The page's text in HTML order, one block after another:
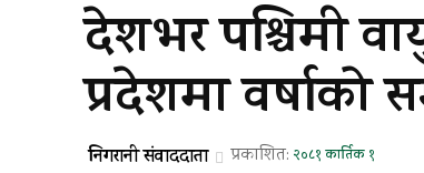
देशभर पश्चिमी
प्रदेशमा वर्षाको
निगरानी संवाददाता प्रकाशित: २०८१ कार्तिक १